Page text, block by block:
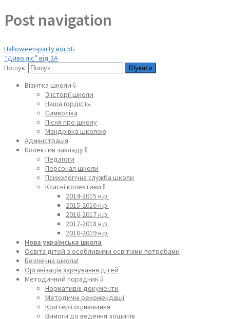
Post navigation
Halloween-party від 5Б
“Диво ліс” від 3А
Пошук:
Візитка школи⇩
З історії школи
Наша гордість
Символіка
Пісня про школу
Мандрівка школою
Адміністрація
Колектив закладу⇩
Педагоги
Персонал школи
Психологічна служба школи
Класні колективи⇩
2014-2015 н.р.
2015-2016 н.р.
2016-2017 н.р.
2017-2018 н.р.
2018-2019 н.р.
Нова українська школа
Освіта дітей з особливими освітніми потребами
Безпечна школа!
Організація харчування дітей
Методичний порадник⇩
Нормативні документи
Методичні рекомендації
Критерії оцінювання
Вимоги до ведення зошитів